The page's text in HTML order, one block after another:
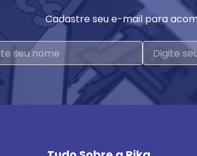
Cadastre seu e-mail para